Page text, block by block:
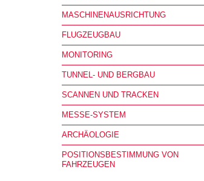
MASCHINENAUSRICHTUNG
FLUGZEUGBAU
MONITORING
TUNNEL- UND BERGBAU
SCANNEN UND TRACKEN
MESSE-SYSTEM
ARCHÄOLOGIE
POSITIONSBESTIMMUNG VON
FAHRZEUGEN